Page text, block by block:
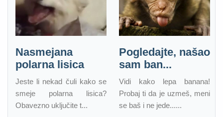
Nasmejana
polarna lisica
Jeste li nekad čuli kako se
smeje polarna lisica?
Obavezno uključite t...
Pogledajte, našao
sam ban...
Vidi kako lepa banana!
Probaj ti da je uzmeš, meni
se baš i ne jede......